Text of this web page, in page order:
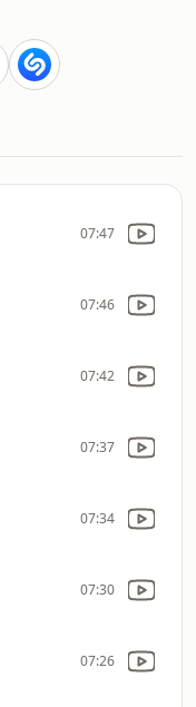
07:47
07:46
07:42
07:37
07:34
07:30
07:26